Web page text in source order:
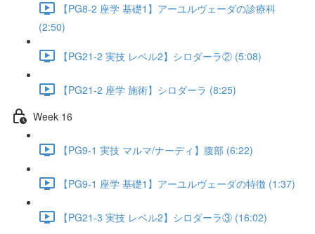
【PG8-2 座学 基礎1】アーユルヴェーダの診療科
(2:50)
【PG21-2 実技 レベル2】シロダーラ② (5:08)
【PG21-2 座学 施術】シロダーラ (8:25)
Week 16
【PG9-1 実技 マルマ/ナーディ】腹部 (6:22)
【PG9-1 座学 基礎1】アーユルヴェーダの特徴 (1:37)
【PG21-3 実技 レベル2】シロダーラ③ (16:02)